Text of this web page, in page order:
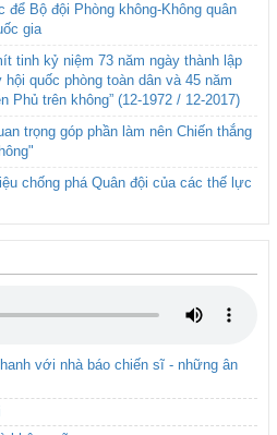
để Bộ đội Phòng không-Không quân
gia
tinh kỷ niệm 73 năm ngày thành lập
quốc phòng toàn dân và 45 năm
Phủ trên không” (12-1972 / 12-2017)
trọng góp phần làm nên Chiến thắng
chống phá Quân đội của các thế lực
với nhà báo chiến sĩ - những ân